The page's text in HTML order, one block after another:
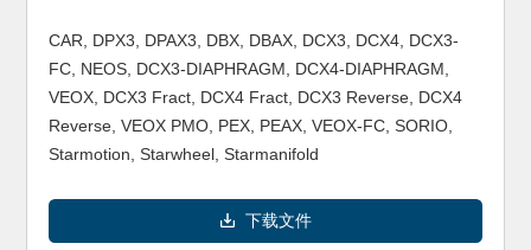
CAR, DPX3, DPAX3, DBX, DBAX, DCX3, DCX4, DCX3-
FC, NEOS, DCX3-DIAPHRAGM, DCX4-DIAPHRAGM,
VEOX, DCX3 Fract, DCX4 Fract, DCX3 Reverse, DCX4
Reverse, VEOX PMO, PEX, PEAX, VEOX-FC, SORIO,
Starmotion, Starwheel, Starmanifold
下载文件